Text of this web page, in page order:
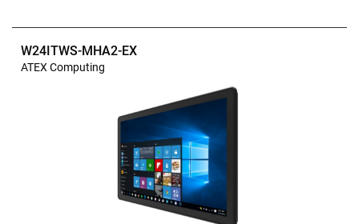
W24ITWS-MHA2-EX
ATEX Computing